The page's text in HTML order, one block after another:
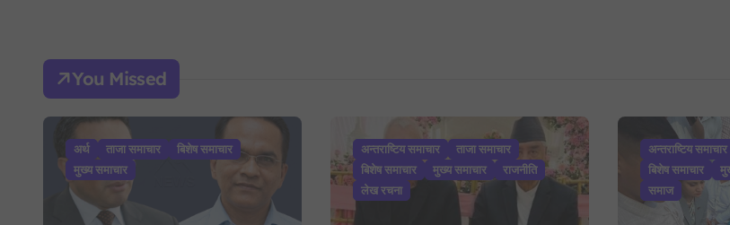
You Missed
अर्थ ताजा समाचार
बिशेष समाचार
मुख्य समाचार
अन्तराष्टिय समाचार
ताजा समाचार
बिशेष समाचार
मुख्य समाचार
राजनीति
लेख रचना
अन्तराष्टिय समाचार
बिशेष समाचार
समाज